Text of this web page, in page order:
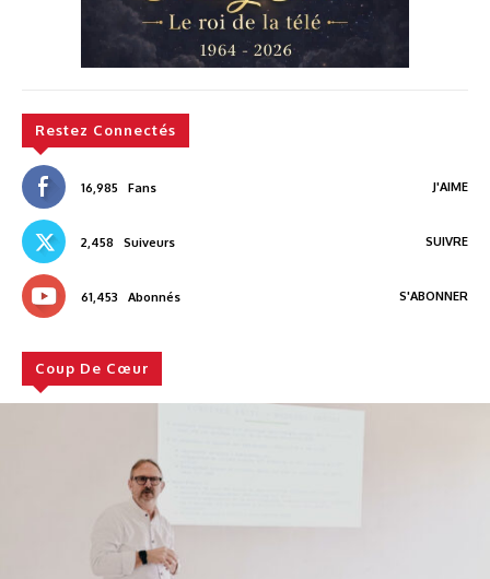
Restez Connectés
16,985 Fans J'AIME
2,458 Suiveurs SUIVRE
61,453 Abonnés S'ABONNER
Coup De Cœur